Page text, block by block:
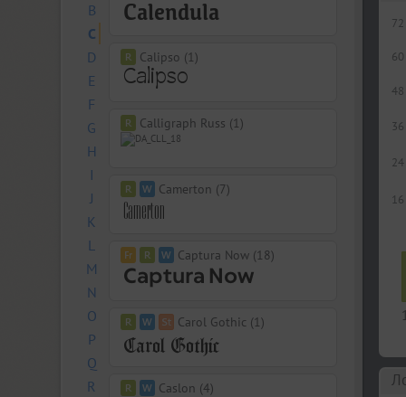
B
C
D
E
F
G
H
I
J
K
L
M
N
O
P
Q
R
Calipso (1)
Calligraph Russ (1)
Camerton (7)
Captura Now (18)
Carol Gothic (1)
Caslon (4)